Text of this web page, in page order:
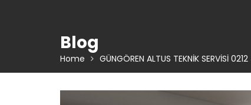
Blog
Home GÜNGÖREN ALTUS TEKNİK SERVİSİ